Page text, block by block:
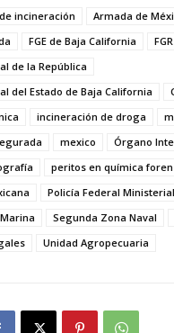
incineración
Armada de
FGE de Baja California
FGR
de la República
del Estado de Baja California
incineración de droga
mexico
Órgano
peritos en química
Policía Federal Ministerial
Segunda Zona Naval
Unidad Agropecuaria